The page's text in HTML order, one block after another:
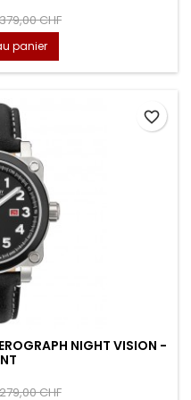
379,00 CHF
panier
NIGHT VISION -
CHF
favorite_border